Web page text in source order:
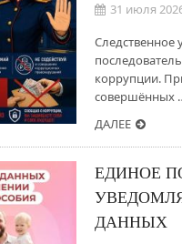
31 июля
Следственное
коррупции.
совершённых
ДАЛЕЕ
ЕДИНОЕ
ДАННЫХ